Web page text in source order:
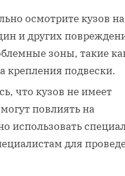
осмотрите кузов на
и других
зоны‚ такие
крепления подвески.
что кузов не имеет
повлиять на
использовать
для